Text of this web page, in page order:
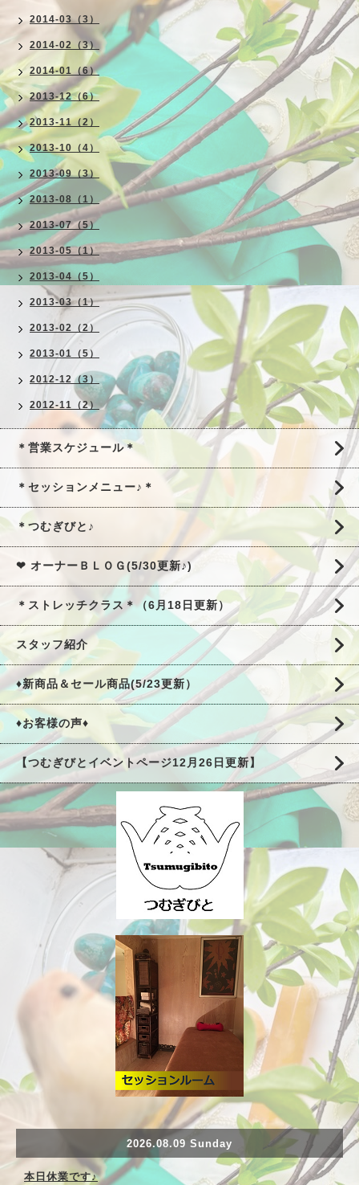
2014-03（3）
2014-02（3）
2014-01（6）
2013-12（6）
2013-11（2）
2013-10（4）
2013-09（3）
2013-08（1）
2013-07（5）
2013-05（1）
2013-04（5）
2013-03（1）
2013-02（2）
2013-01（5）
2012-12（3）
2012-11（2）
＊営業スケジュール＊
＊セッションメニュー♪＊
＊つむぎびと♪
❤ オーナーＢＬＯＧ(5/30更新♪)
＊ストレッチクラス＊（6月18日更新）
スタッフ紹介
♦新商品＆セール商品(5/23更新）
♦お客様の声♦
【つむぎびとイベントページ12月26日更新】
2026.08.09 Sunday
本日休業です♪